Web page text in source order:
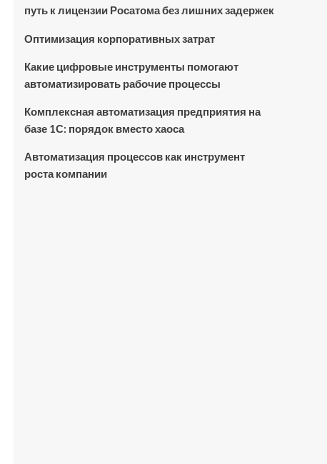
путь к лицензии Росатома без лишних задержек
Оптимизация корпоративных затрат
Какие цифровые инструменты помогают
автоматизировать рабочие процессы
Комплексная автоматизация предприятия на
базе 1С: порядок вместо хаоса
Автоматизация процессов как инструмент
роста компании